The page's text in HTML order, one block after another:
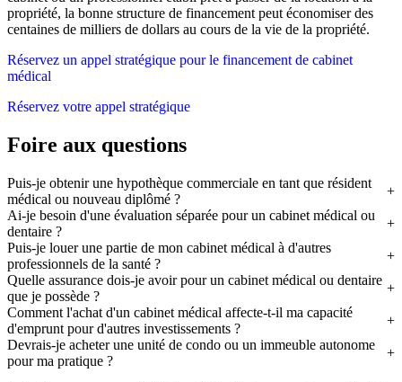
propriété, la bonne structure de financement peut économiser des
centaines de milliers de dollars au cours de la vie de la propriété.
Réservez un appel stratégique pour le financement de cabinet
médical
Réservez votre appel stratégique
Foire aux questions
Puis-je obtenir une hypothèque commerciale en tant que résident
médical ou nouveau diplômé ?
Ai-je besoin d'une évaluation séparée pour un cabinet médical ou
dentaire ?
Puis-je louer une partie de mon cabinet médical à d'autres
professionnels de la santé ?
Quelle assurance dois-je avoir pour un cabinet médical ou dentaire
que je possède ?
Comment l'achat d'un cabinet médical affecte-t-il ma capacité
d'emprunt pour d'autres investissements ?
Devrais-je acheter une unité de condo ou un immeuble autonome
pour ma pratique ?